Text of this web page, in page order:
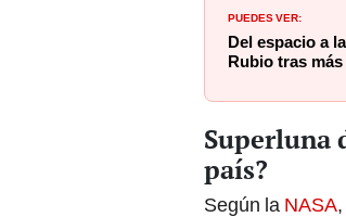
PUEDES VER:
Del espacio a
Rubio tras
Superluna
país?
Según la NASA